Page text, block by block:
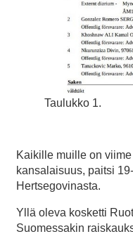
Taulukko 1.
Kaikille muille on
kansalaisuus, paitsi
Hertsegovinasta.
Yllä oleva kosketti
Suomessakin